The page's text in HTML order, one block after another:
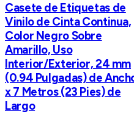
Casete de Etiquetas de
Vinilo de Cinta Continua,
Color Negro Sobre
Amarillo, Uso
Interior/Exterior, 24 mm
(0.94 Pulgadas) de
x 7 Metros (23 Pies) de
Largo